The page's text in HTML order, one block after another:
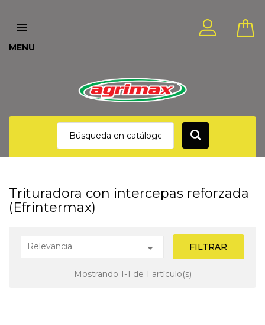

MENU
Trituradora con intercepas reforzada
(Efrintermax)
Relevancia  FILTRAR
Mostrando 1-1 de 1 artículo(s)